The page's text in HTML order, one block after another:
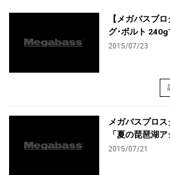
【メガバスブ
グ･ボルト 240g
2015/07/23
メガバスプロ
「夏の琵琶湖
2015/07/21